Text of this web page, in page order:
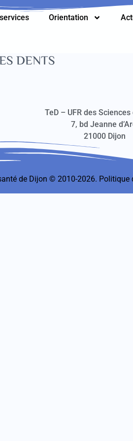
Orientation
DENTS
TeD – UFR des
7, bd Jeanne
21000 Dijon
de Dijon © 2010-2026. Politique